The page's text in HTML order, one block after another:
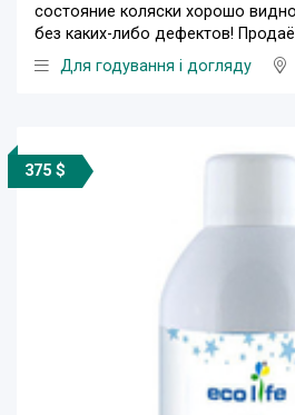
состояние коляски хорошо
без каких-либо дефектов!
Для годування і догляду
375 $